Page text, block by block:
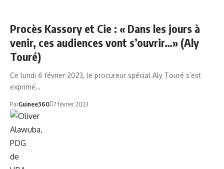
Procès Kassory et Cie : « Dans les jours à
venir, ces audiences vont s’ouvrir…» (Aly
Touré)
Ce lundi 6 février 2023, le procureur spécial Aly Touré s’est
exprimé…
ParGuinee360 7 février 2023